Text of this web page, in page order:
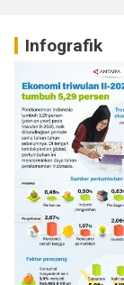
Infografik